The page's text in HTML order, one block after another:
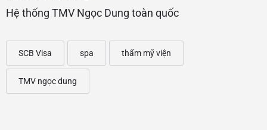
Hệ thống TMV Ngọc Dung toàn quốc
SCB Visa spa thẩm mỹ viện
TMV ngọc dung